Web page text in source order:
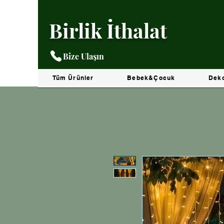
Birlik İthalat
Bize Ulaşın
Tüm Ürünler Bebek&Çocuk